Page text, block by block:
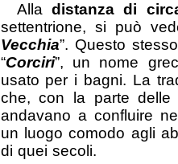
Alla distanza di
settentrione, si può
Vecchia”. Questo
“Corciri”, un nome
usato per i bagni. La
che, con la parte
andavano a confluire
un luogo comodo agli
di quei secoli.